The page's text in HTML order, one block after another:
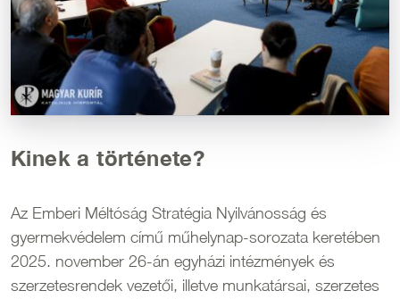
Kinek a története?
Az Emberi Méltóság Stratégia Nyilvánosság és
gyermekvédelem című műhelynap-sorozata keretében
2025. november 26-án egyházi intézmények és
szerzetesrendek vezetői, illetve munkatársai, szerzetes